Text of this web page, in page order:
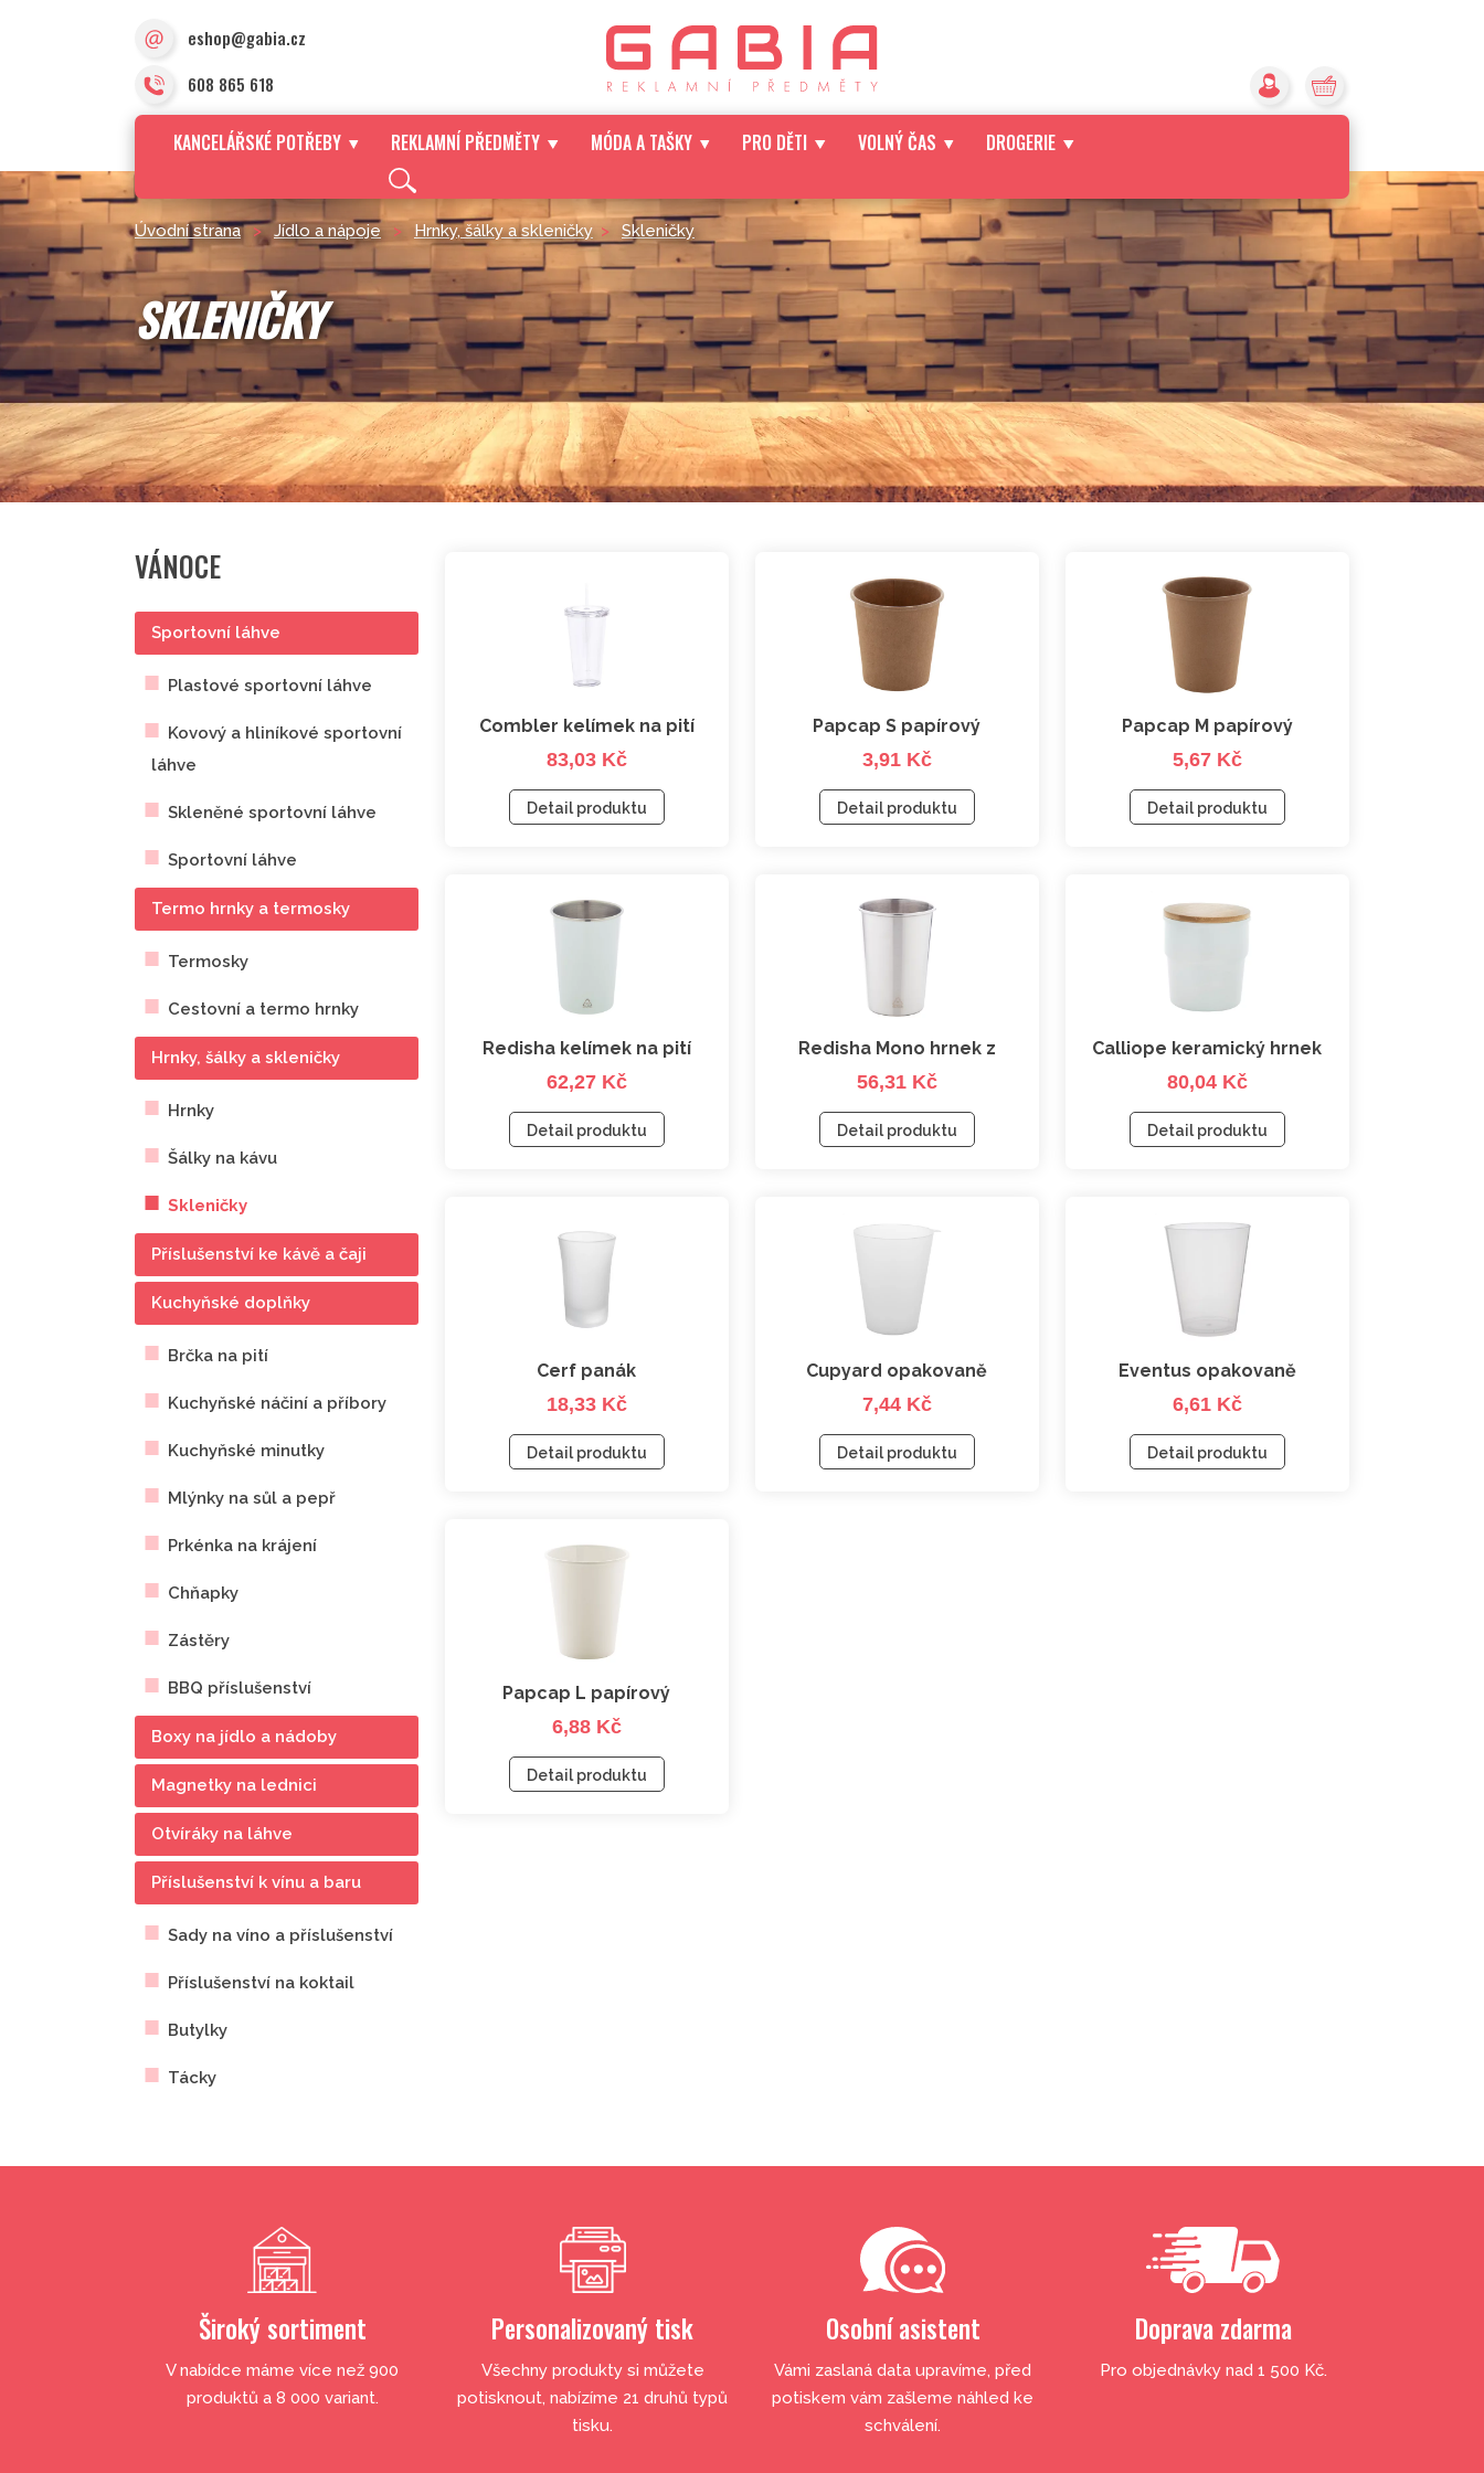
eshop@gabia.cz
608 865 618
KANCELÁŘSKÉ POTŘEBY REKLAMNÍ PŘEDMĚTY MÓDA A TAŠKY PRO DĚTI VOLNÝ ČAS DROGERIE
Úvodní strana > Jídlo a nápoje > Hrnky, šálky a skleničky > Skleničky
SKLENIČKY
VÁNOCE
Sportovní láhve
Plastové sportovní láhve
Kovový a hliníkové sportovní
láhve
Skleněné sportovní láhve
Sportovní láhve
Termo hrnky a termosky
Termosky
Cestovní a termo hrnky
Hrnky, šálky a skleničky
Hrnky
Šálky na kávu
Skleničky
Příslušenství ke kávě a čaji
Kuchyňské doplňky
Brčka na pití
Kuchyňské náčiní a příbory
Kuchyňské minutky
Mlýnky na sůl a pepř
Prkénka na krájení
Chňapky
Zástěry
BBQ příslušenství
Boxy na jídlo a nádoby
Magnetky na lednici
Otvíráky na láhve
Příslušenství k vínu a baru
Sady na víno a příslušenství
Příslušenství na koktail
Butylky
Tácky
Combler kelímek na pití
83,03 Kč
Detail produktu
Papcap S papírový
kelímek, 120 ml
3,91 Kč
Detail produktu
Papcap M papírový
kelímek, 240 ml
5,67 Kč
Detail produktu
Redisha kelímek na pití
62,27 Kč
Detail produktu
Redisha Mono hrnek z
recyklované nerezové
oceli
56,31 Kč
Detail produktu
Calliope keramický hrnek
80,04 Kč
Detail produktu
Cerf panák
18,33 Kč
Detail produktu
Cupyard opakovaně
použitelný kelímek na
akce
7,44 Kč
Detail produktu
Eventus opakovaně
použitelný kelímek na
akce
6,61 Kč
Detail produktu
Papcap L papírový
kelímek, 340 ml
6,88 Kč
Detail produktu
Široký sortiment
V nabídce máme více než 900
produktů a 8 000 variant.
Personalizovaný tisk
Všechny produkty si můžete
potisknout, nabízíme 21 druhů typů
tisku.
Osobní asistent
Vámi zaslaná data upravíme, před
potiskem vám zašleme náhled ke
schválení.
Doprava zdarma
Pro objednávky nad 1 500 Kč.